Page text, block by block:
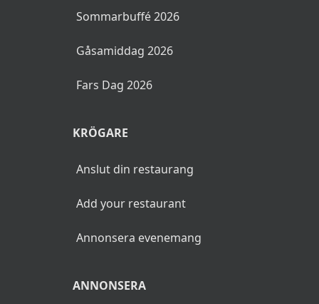
Sommarbuffé 2026
Gåsamiddag 2026
Fars Dag 2026
KRÖGARE
Anslut din restaurang
Add your restaurant
Annonsera evenemang
ANNONSERA